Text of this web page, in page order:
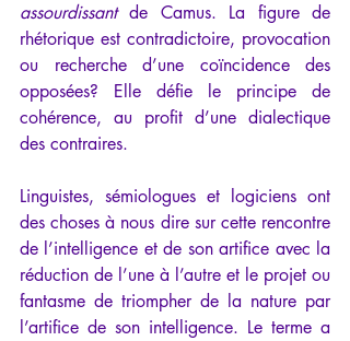
assourdissant de Camus. La figure de
rhétorique est contradictoire, provocation
ou recherche d’une coïncidence des
opposées? Elle défie le principe de
cohérence, au profit d’une dialectique
des contraires.
Linguistes, sémiologues et logiciens ont
des choses à nous dire sur cette rencontre
de l’intelligence et de son artifice avec la
réduction de l’une à l’autre et le projet ou
fantasme de triompher de la nature par
l’artifice de son intelligence. Le terme a